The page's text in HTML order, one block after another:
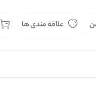
علاقه مندی ها